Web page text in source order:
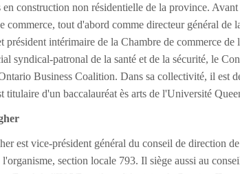
en construction non résidentielle de la province.
commerce, tout d'abord comme directeur général
président intérimaire de la Chambre de commerce
syndical-patronal de la santé et de la sécurité, le
Business Coalition. Dans sa collectivité, il est
titulaire d'un baccalauréat ès arts de l'Université
est vice-président général du conseil de direction
section locale 793. Il siège aussi au